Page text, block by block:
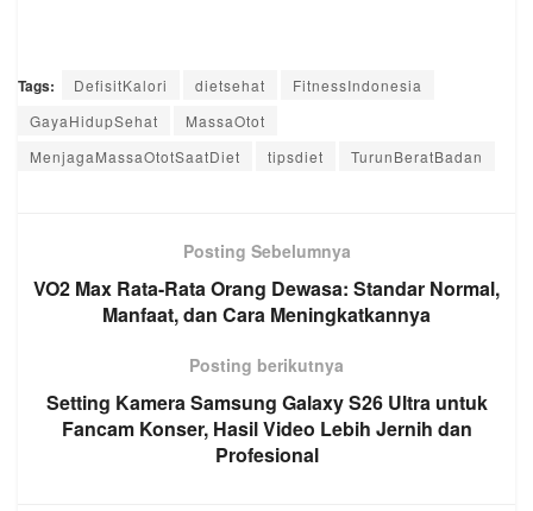
Tags: DefisitKalori dietsehat
FitnessIndonesia
GayaHidupSehat
MassaOtot
MenjagaMassaOtotSaatDiet
tipsdiet TurunBeratBadan
Posting Sebelumnya
VO2 Max Rata-Rata Orang Dewasa: Standar Normal,
Manfaat, dan Cara Meningkatkannya
Posting berikutnya
Setting Kamera Samsung Galaxy S26 Ultra untuk
Fancam Konser, Hasil Video Lebih Jernih dan
Profesional